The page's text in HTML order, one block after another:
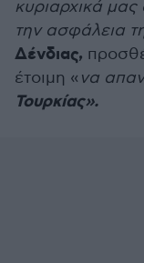
κυριαρχικά
την ασφάλεια
Δένδιας,
έτοιμη « να
Τουρκίας».